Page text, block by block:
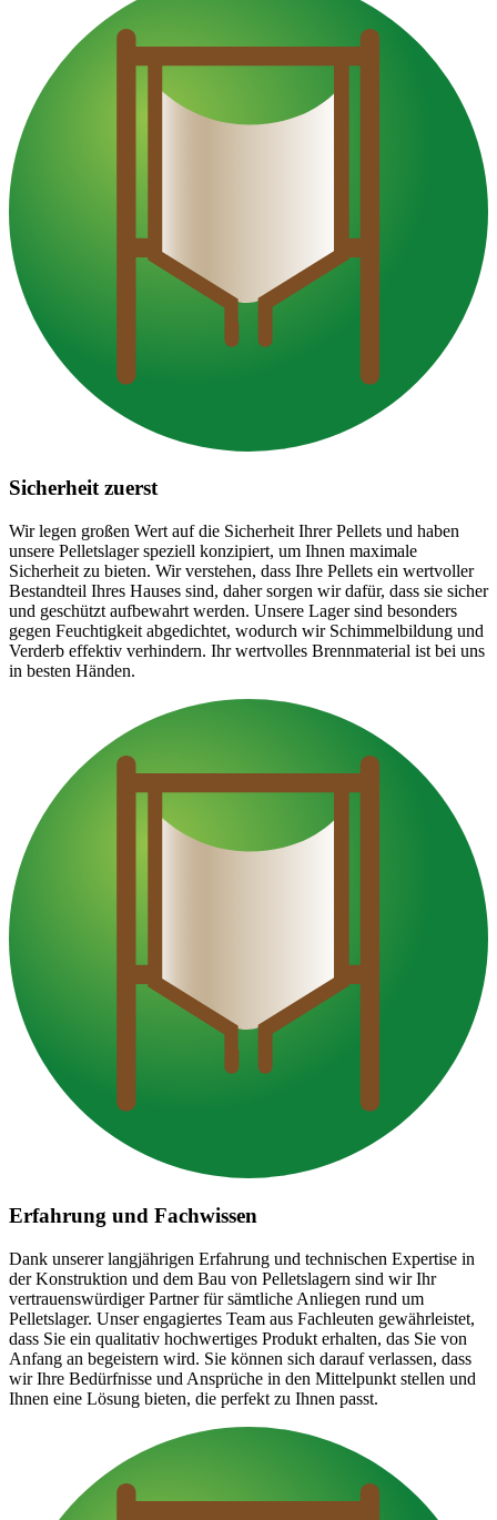
Sicherheit zuerst
Wir legen großen Wert auf die Sicherheit Ihrer Pellets und haben
unsere Pelletslager speziell konzipiert, um Ihnen maximale
Sicherheit zu bieten. Wir verstehen, dass Ihre Pellets ein wertvoller
Bestandteil Ihres Hauses sind, daher sorgen wir dafür, dass sie sicher
und geschützt aufbewahrt werden. Unsere Lager sind besonders
gegen Feuchtigkeit abgedichtet, wodurch wir Schimmelbildung und
Verderb effektiv verhindern. Ihr wertvolles Brennmaterial ist bei uns
in besten Händen.
Erfahrung und Fachwissen
Dank unserer langjährigen Erfahrung und technischen Expertise in
der Konstruktion und dem Bau von Pelletslagern sind wir Ihr
vertrauenswürdiger Partner für sämtliche Anliegen rund um
Pelletslager. Unser engagiertes Team aus Fachleuten gewährleistet,
dass Sie ein qualitativ hochwertiges Produkt erhalten, das Sie von
Anfang an begeistern wird. Sie können sich darauf verlassen, dass
wir Ihre Bedürfnisse und Ansprüche in den Mittelpunkt stellen und
Ihnen eine Lösung bieten, die perfekt zu Ihnen passt.